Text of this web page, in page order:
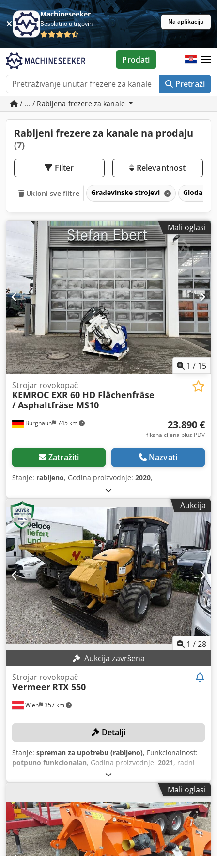
Machineseeker
Besplatno u trgovini Na aplikaciju
Pretraži
Prodati
/ ... / Rabljena frezere za kanale
Rabljeni frezere za kanale na prodaju
(7)
Filter Relevantnost
Ukloni sve filtre Građevinske strojevi Glodanje
Mali oglasi
1 / 15
Burghaun 745 km
Strojar rovokopač
KEMROC EXR 60 HD Flächenfräse
/ Asphaltfräse MS10
23.890 €
fiksna cijena plus PDV
Zatražiti Nazvati
Stanje: rabljeno, Godina proizvodnje: 2020,
Aukcija
1 /28
Aukcija završena
Wien 357 km
Strojar rovokopač
Vermeer RTX 550
Detalji
Stanje: spreman za upotrebu (rabljeno), Funkcionalnost:
potpuno funkcionalan, Godina proizvodnje: 2021, radni
49,28 kW (67,00 KS)
stroja/vozila:1VR91125KN1004048, Oprema:CE oznaka,
Rovotrenska freza s samo 98 radnih sati! TEHNIČKI PODACI
Dubina frezanja: 120 cm Širina frezanja: 15 cm DETALJI
STROJA Neto snaga: 50 kW Težina (prema tvorničkoj
pločici): 4.740 kg Traktor Težina traktora: 2.663 kg Duljina
traktora: 320 cm Širina traktora: 197 cm Visina: 250 cm
Maks. transportna brzina: 10 km/h Frezni krak Transportna
duljina: 207 cm Opseg pomaka: 61 cm Vlastita težina bez
Mali oglasi